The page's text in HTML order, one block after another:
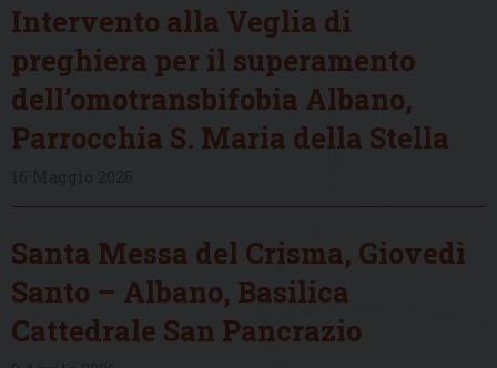
Intervento alla Veglia di
preghiera per il superamento
dell’omotransbifobia Albano,
Parrocchia S. Maria della Stella
Santa Messa del Crisma, Giovedì
Santo – Albano, Basilica
Cattedrale San Pancrazio